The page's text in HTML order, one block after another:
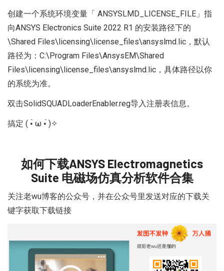
创建一个系统环境变量「 ANSYSLMD_LICENSE_FILE」指
向ANSYS Electronics Suite 2022 R1 的安装路径下的
\Shared Files\licensing\license_files\ansyslmd.lic，默认
路径为：C:\Program Files\AnsysEM\Shared
Files\licensing\license_files\ansyslmd.lic，具体路径以你
的系统为准。
双击SolidSQUADLoaderEnabler.reg导入注册表信息。
搞定 ( •̀ ω •́ )✧
如何下载ANSYS Electromagnetics
Suite 电磁场仿真分析软件合集
关注老wu博客的公众号 ，并在公众号里发送对应的下载关
键字获取下载链接